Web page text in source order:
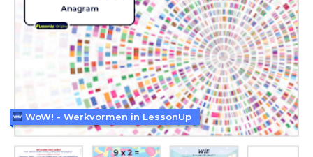
WoW! - Werkvormen in LessonUp